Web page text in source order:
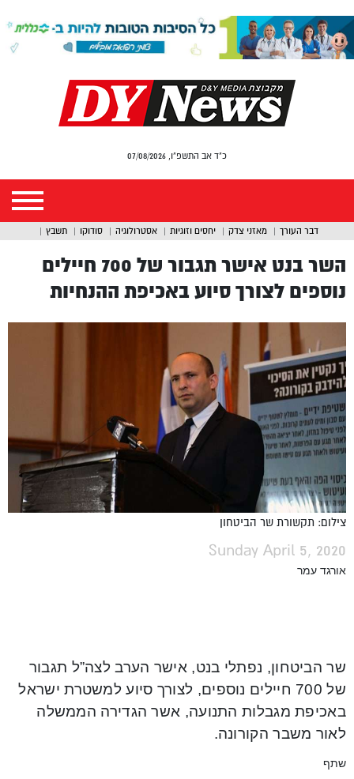
כ"ד אב התשפ"ו, 07/08/2026
דבר העורך מאזני צדק יחסים וזוגיות אסטרולוגיה סודוקו תשבץ
השר בנט אישר תגבור של 700 חיילים
נוספים לצורך סיוע באכיפת ההנחיות
צילום: תקשורת שר הביטחון
Sunday April 5, 2020
אורגד עמר
שר הביטחון, נפתלי בנט, אישר הערב לצה”ל תגבור
של 700 חיילים נוספים, לצורך סיוע למשטרת ישראל
באכיפת מגבלות התנועה, אשר הגדירה הממשלה
לאור משבר הקורונה.
שתף